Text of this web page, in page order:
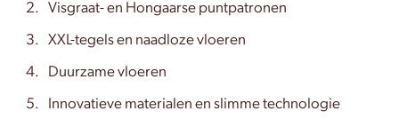
Visgraat- en Hongaarse puntpatronen
XXL-tegels en naadloze vloeren
Duurzame vloeren
Innovatieve materialen en slimme technologie